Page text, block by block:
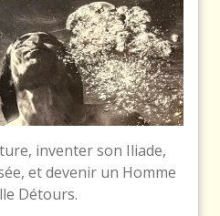
inventer son Iliade,
et devenir un Homme
Détours.